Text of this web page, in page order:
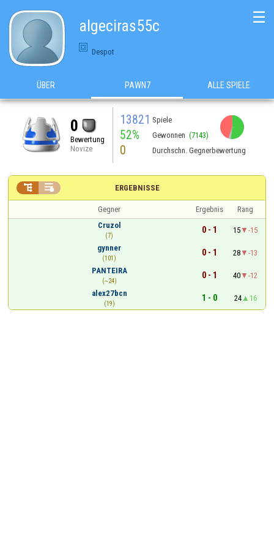
algeciras55c
Despot
☰
ÜBER PAWN7 ALLE SPIELE
0
Bewertung
Novize
13821 Spiele
52% Gewonnen (7143)
0 Durchschn. Gegnerbewertung
ERGEBNISSE
 
Gegner Ergebnis
Rang
Cruzol
(7)
0 - 1 15
-15
gynner
(101)
0 - 1 28
-13
PANTEIRA
(~24)
0 - 1 40
-12
alex27bcn
(19)
1 - 0 24 16